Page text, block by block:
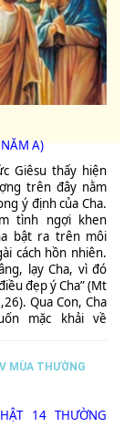
A)
Giêsu thấy hiện
trên đây nằm
ý định của Cha.
tình ngợi khen
bật ra trên môi
cách hồn nhiên.
lạy Cha, vì đó
đẹp ý Cha” (Mt
Qua Con, Cha
mặc khải về
MÙA THƯỜNG
14 THƯỜNG